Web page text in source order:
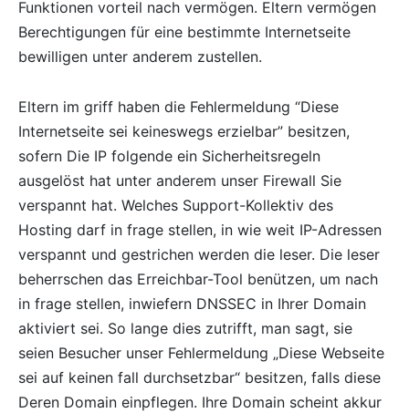
Funktionen vorteil nach vermögen. Eltern vermögen
Berechtigungen für eine bestimmte Internetseite
bewilligen unter anderem zustellen.
Eltern im griff haben die Fehlermeldung “Diese
Internetseite sei keineswegs erzielbar” besitzen,
sofern Die IP folgende ein Sicherheitsregeln
ausgelöst hat unter anderem unser Firewall Sie
verspannt hat. Welches Support-Kollektiv des
Hosting darf in frage stellen, in wie weit IP-Adressen
verspannt und gestrichen werden die leser. Die leser
beherrschen das Erreichbar-Tool benützen, um nach
in frage stellen, inwiefern DNSSEC in Ihrer Domain
aktiviert sei. So lange dies zutrifft, man sagt, sie
seien Besucher unser Fehlermeldung „Diese Webseite
sei auf keinen fall durchsetzbar“ besitzen, falls diese
Deren Domain einpflegen. Ihre Domain scheint akkur